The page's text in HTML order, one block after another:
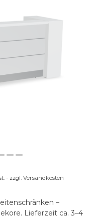
- zzgl. Versandkosten
–
Lieferzeit ca. 3–4